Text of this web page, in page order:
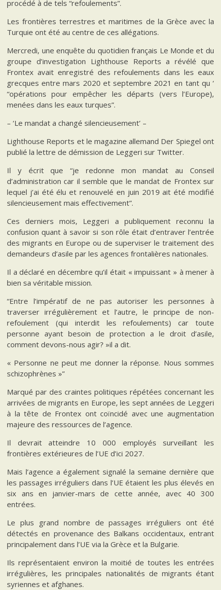
procédé à de tels “refoulements”.
Les frontières terrestres et maritimes de la Grèce avec la
Turquie ont été au centre de ces allégations.
Mercredi, une enquête du quotidien français Le Monde et du
groupe d’investigation Lighthouse Reports a révélé que
Frontex avait enregistré des refoulements dans les eaux
grecques entre mars 2020 et septembre 2021 en tant qu ‘
“opérations pour empêcher les départs (vers l’Europe),
menées dans les eaux turques”.
– ‘Le mandat a changé silencieusement’ –
Lighthouse Reports et le magazine allemand Der Spiegel ont
publié la lettre de démission de Leggeri sur Twitter.
Il y écrit que “je redonne mon mandat au Conseil
d’administration car il semble que le mandat de Frontex sur
lequel j’ai été élu et renouvelé en juin 2019 ait été modifié
silencieusement mais effectivement”.
Ces derniers mois, Leggeri a publiquement reconnu la
confusion quant à savoir si son rôle était d’entraver l’entrée
des migrants en Europe ou de superviser le traitement des
demandeurs d’asile par les agences frontalières nationales.
Il a déclaré en décembre qu’il était « impuissant » à mener à
bien sa véritable mission.
“Entre l’impératif de ne pas autoriser les personnes à
traverser irrégulièrement et l’autre, le principe de non-
refoulement (qui interdit les refoulements) car toute
personne ayant besoin de protection a le droit d’asile,
comment devons-nous agir? »il a dit.
« Personne ne peut me donner la réponse. Nous sommes
schizophrènes »”
Marqué par des craintes politiques répétées concernant les
arrivées de migrants en Europe, les sept années de Leggeri
à la tête de Frontex ont coïncidé avec une augmentation
majeure des ressources de l’agence.
Il devrait atteindre 10 000 employés surveillant les
frontières extérieures de l’UE d’ici 2027.
Mais l’agence a également signalé la semaine dernière que
les passages irréguliers dans l’UE étaient les plus élevés en
six ans en janvier-mars de cette année, avec 40 300
entrées.
Le plus grand nombre de passages irréguliers ont été
détectés en provenance des Balkans occidentaux, entrant
principalement dans l’UE via la Grèce et la Bulgarie.
Ils représentaient environ la moitié de toutes les entrées
irrégulières, les principales nationalités de migrants étant
syriennes et afghanes.